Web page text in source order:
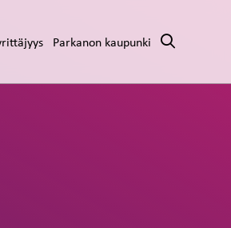
Parkanon kaupunki